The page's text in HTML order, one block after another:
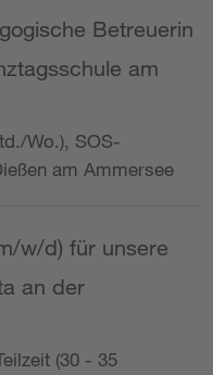
Betreuerin
am
Wo.), SOS-
am Ammersee
w/d) für unsere
an der
(30 - 35